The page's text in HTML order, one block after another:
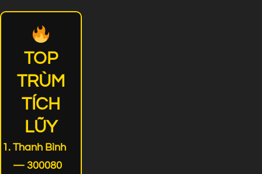
TOP
TRÙM
TÍCH
LŨY
Thanh Bình
— 300080